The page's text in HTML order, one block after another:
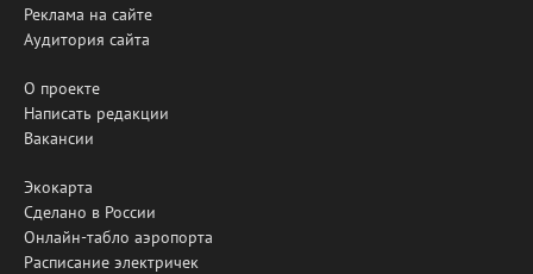
Реклама на сайте
Аудитория сайта
О проекте
Написать редакции
Вакансии
Экокарта
Сделано в России
Онлайн-табло аэропорта
Расписание электричек